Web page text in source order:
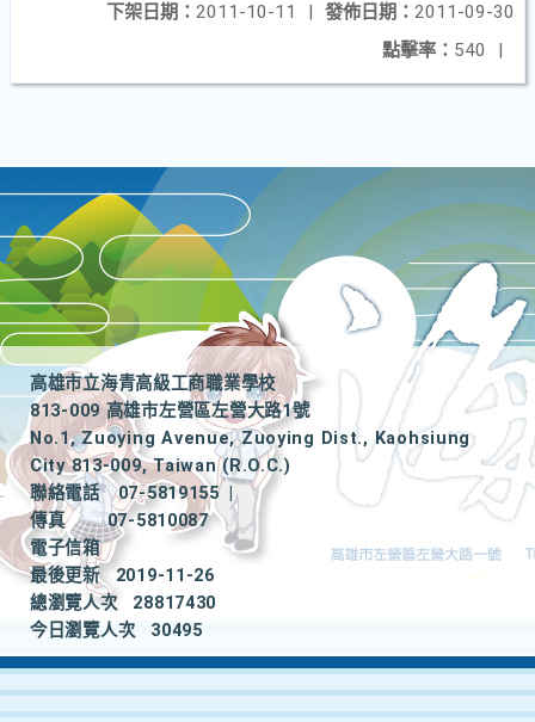
發佈日期： 2011-09-30
下架日期： 2011-10-11
|
點擊率： 540 |
高雄市立海青高級工商職業學校
813-009 高雄市左營區左營大路1號
No.1, Zuoying Avenue, Zuoying Dist., Kaohsiung
City 813-009, Taiwan (R.O.C.)
聯絡電話
07-5819155
|
傳真
07-5810087
電子信箱
最後更新
2019-11-26
總瀏覽人次
28817430
今日瀏覽人次
30495